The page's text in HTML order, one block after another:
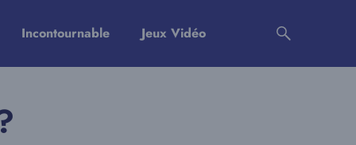
Incontournable Jeux Vidéo